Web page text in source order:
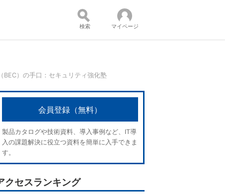
コンテンツ：
検索 マイページ
BEC）の手口：セキュリティ強化塾
会員登録（無料）
製品カタログや技術資料、導入事例など、IT導
入の課題解決に役立つ資料を簡単に入手できま
す。
クセスランキング